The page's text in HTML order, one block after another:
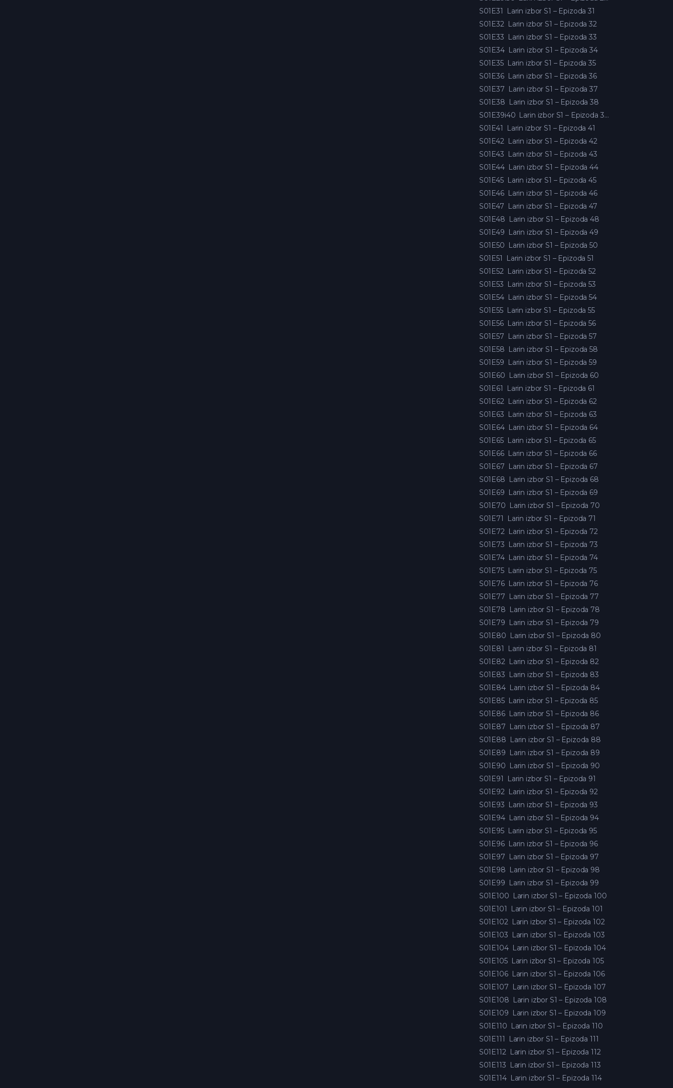
S01E31
Larin izbor S1 – Epizoda 31
S01E32 Larin izbor S1 – Epizoda 32
S01E33 Larin izbor S1 – Epizoda 33
S01E34 Larin izbor S1 – Epizoda 34
S01E35 Larin izbor S1 – Epizoda 35
S01E36 Larin izbor S1 – Epizoda 36
S01E37 Larin izbor S1 – Epizoda 37
S01E38 Larin izbor S1 – Epizoda 38
S01E39i40
Larin izbor S1 – Epizoda 39 i 40
S01E41
Larin izbor S1 – Epizoda 41
S01E42 Larin izbor S1 – Epizoda 42
S01E43 Larin izbor S1 – Epizoda 43
S01E44 Larin izbor S1 – Epizoda 44
S01E45 Larin izbor S1 – Epizoda 45
S01E46 Larin izbor S1 – Epizoda 46
S01E47 Larin izbor S1 – Epizoda 47
S01E48 Larin izbor S1 – Epizoda 48
S01E49 Larin izbor S1 – Epizoda 49
S01E50 Larin izbor S1 – Epizoda 50
S01E51
Larin izbor S1 – Epizoda 51
S01E52 Larin izbor S1 – Epizoda 52
S01E53 Larin izbor S1 – Epizoda 53
S01E54 Larin izbor S1 – Epizoda 54
S01E55 Larin izbor S1 – Epizoda 55
S01E56 Larin izbor S1 – Epizoda 56
S01E57 Larin izbor S1 – Epizoda 57
S01E58 Larin izbor S1 – Epizoda 58
S01E59 Larin izbor S1 – Epizoda 59
S01E60 Larin izbor S1 – Epizoda 60
S01E61
Larin izbor S1 – Epizoda 61
S01E62 Larin izbor S1 – Epizoda 62
S01E63 Larin izbor S1 – Epizoda 63
S01E64 Larin izbor S1 – Epizoda 64
S01E65 Larin izbor S1 – Epizoda 65
S01E66 Larin izbor S1 – Epizoda 66
S01E67 Larin izbor S1 – Epizoda 67
S01E68 Larin izbor S1 – Epizoda 68
S01E69 Larin izbor S1 – Epizoda 69
S01E70 Larin izbor S1 – Epizoda 70
S01E71
Larin izbor S1 – Epizoda 71
S01E72 Larin izbor S1 – Epizoda 72
S01E73 Larin izbor S1 – Epizoda 73
S01E74 Larin izbor S1 – Epizoda 74
S01E75 Larin izbor S1 – Epizoda 75
S01E76 Larin izbor S1 – Epizoda 76
S01E77 Larin izbor S1 – Epizoda 77
S01E78 Larin izbor S1 – Epizoda 78
S01E79 Larin izbor S1 – Epizoda 79
S01E80 Larin izbor S1 – Epizoda 80
S01E81
Larin izbor S1 – Epizoda 81
S01E82 Larin izbor S1 – Epizoda 82
S01E83 Larin izbor S1 – Epizoda 83
S01E84 Larin izbor S1 – Epizoda 84
S01E85 Larin izbor S1 – Epizoda 85
S01E86 Larin izbor S1 – Epizoda 86
S01E87 Larin izbor S1 – Epizoda 87
S01E88 Larin izbor S1 – Epizoda 88
S01E89 Larin izbor S1 – Epizoda 89
S01E90 Larin izbor S1 – Epizoda 90
S01E91
Larin izbor S1 – Epizoda 91
S01E92 Larin izbor S1 – Epizoda 92
S01E93 Larin izbor S1 – Epizoda 93
S01E94 Larin izbor S1 – Epizoda 94
S01E95 Larin izbor S1 – Epizoda 95
S01E96 Larin izbor S1 – Epizoda 96
S01E97 Larin izbor S1 – Epizoda 97
S01E98 Larin izbor S1 – Epizoda 98
S01E99 Larin izbor S1 – Epizoda 99
S01E100 Larin izbor S1 – Epizoda 100
S01E101
Larin izbor S1 – Epizoda 101
S01E102 Larin izbor S1 – Epizoda 102
S01E103 Larin izbor S1 – Epizoda 103
S01E104 Larin izbor S1 – Epizoda 104
S01E105 Larin izbor S1 – Epizoda 105
S01E106 Larin izbor S1 – Epizoda 106
S01E107 Larin izbor S1 – Epizoda 107
S01E108 Larin izbor S1 – Epizoda 108
S01E109 Larin izbor S1 – Epizoda 109
S01E110 Larin izbor S1 – Epizoda 110
S01E111
Larin izbor S1 – Epizoda 111
S01E112 Larin izbor S1 – Epizoda 112
S01E113 Larin izbor S1 – Epizoda 113
S01E114 Larin izbor S1 – Epizoda 114